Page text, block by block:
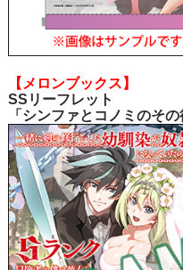
【メロンブックス】
SSリーフレット
「シンファとコノミのその